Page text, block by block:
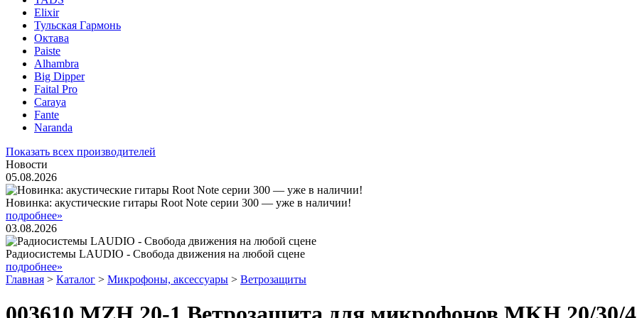
Elixir
Тульская Гармонь
Октава
Paiste
Alhambra
Big Dipper
Faital Pro
Caraya
Fante
Naranda
Показать всех производителей
Новости
05.08.2026
Новинка: акустические гитары Root Note серии 300 — уже в наличии!
подробнее»
03.08.2026
Радиосистемы LAUDIO - Свобода движения на любой сцене
подробнее»
Главная > Каталог > Микрофоны, аксессуары > Ветрозащиты